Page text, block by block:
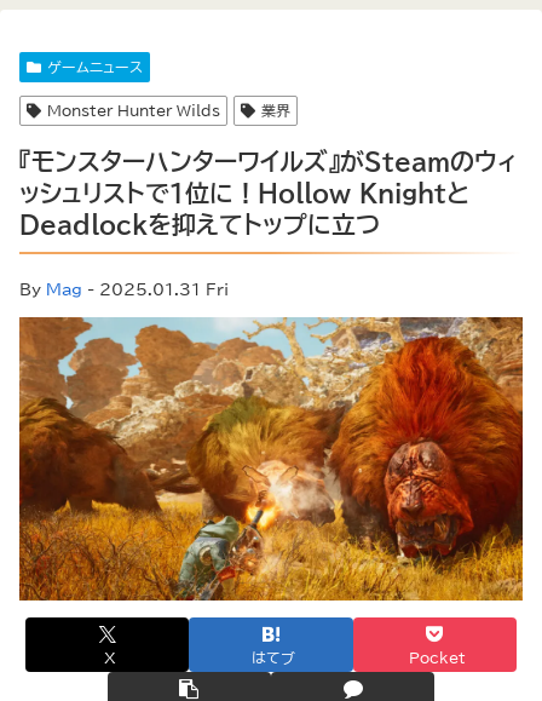
ゲームニュース
Monster Hunter Wilds 業界
『モンスターハンターワイルズ』がSteamのウィ
ッシュリストで1位に！Hollow Knightと
Deadlockを抑えてトップに立つ
By Mag - 2025.01.31 Fri
X はてブ Pocket